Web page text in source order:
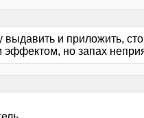
и приложить,
но запах